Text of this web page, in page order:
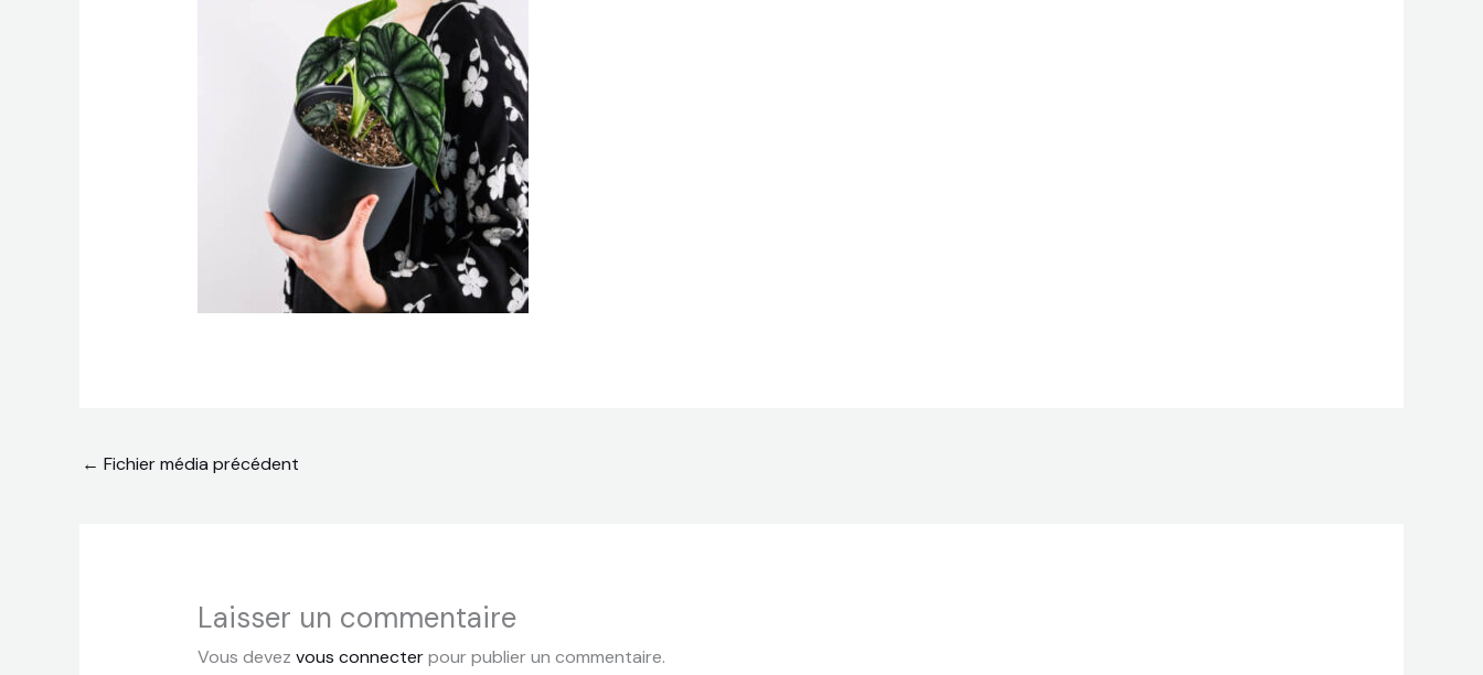
← Fichier média précédent
Laisser un commentaire
Vous devez vous connecterpour publier un commentaire.